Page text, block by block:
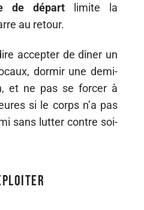
de départ limite la
au retour.
accepter de dîner un
dormir une demi-
et ne pas se forcer à
si le corps n’a pas
sans lutter contre soi-